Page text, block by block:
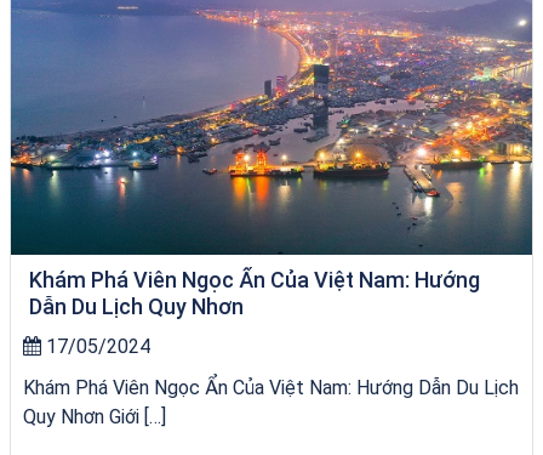
Khám Phá Viên Ngọc Ẩn Của Việt Nam: Hướng
Dẫn Du Lịch Quy Nhơn
17/05/2024
Khám Phá Viên Ngọc Ẩn Của Việt Nam: Hướng Dẫn Du Lịch
Quy Nhơn Giới […]